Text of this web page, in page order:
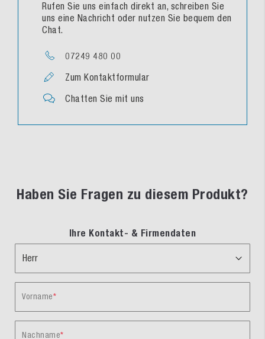
Rufen Sie uns einfach direkt an, schreiben Sie
uns eine Nachricht oder nutzen Sie bequem den
Chat.
07249 480 00
Zum Kontaktformular
Chatten Sie mit uns
Haben Sie Fragen zu diesem Produkt?
Ihre Kontakt- & Firmendaten
Vorname
Nachname